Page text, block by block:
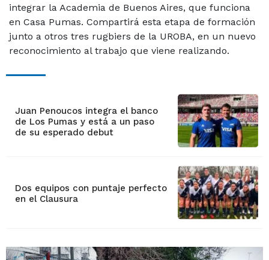
integrar la Academia de Buenos Aires, que funciona
en Casa Pumas. Compartirá esta etapa de formación
junto a otros tres rugbiers de la UROBA, en un nuevo
reconocimiento al trabajo que viene realizando.
Juan Penoucos integra el banco
de Los Pumas y está a un paso
de su esperado debut
Dos equipos con puntaje perfecto
en el Clausura